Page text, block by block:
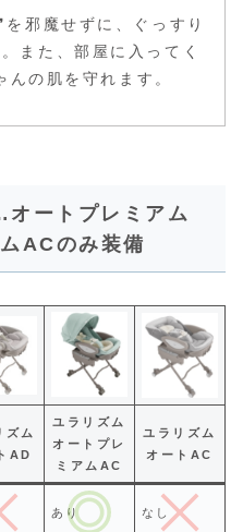
邪魔せずに、ぐっすり
また、部屋に入ってく
の肌を守れます。
ートプレミアム
ACのみ装備
ズム
AD
ユラリズム
オートプレ
ミアムAC
ユラリズム
オートAC
あり なし